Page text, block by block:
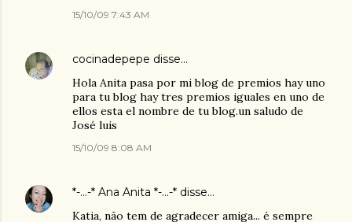
15/10/09 7:43 AM
cocinadepepe disse…
Hola Anita pasa por mi blog de premios hay uno
para tu blog hay tres premios iguales en uno de
ellos esta el nombre de tu blog.un saludo de
José luis
15/10/09 8:08 AM
*-...-* Ana Anita *-...-* disse…
Katia, não tem de agradecer amiga... é sempre